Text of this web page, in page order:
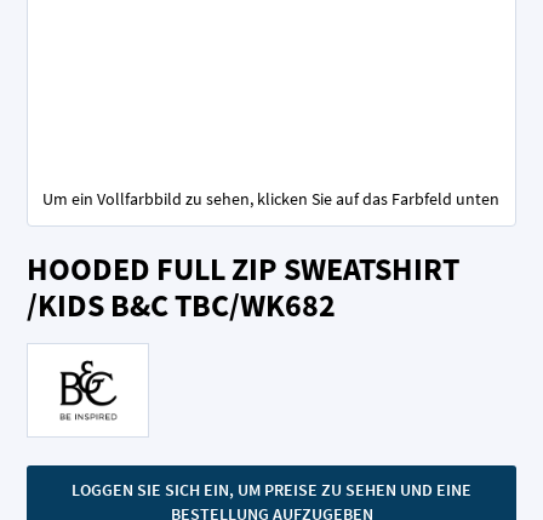
HOODED FULL ZIP SWEATSHIRT
/KIDS B&C TBC/WK682
LOGGEN SIE SICH EIN, UM PREISE ZU SEHEN UND EINE
BESTELLUNG AUFZUGEBEN
Um ein Vollfarbbild zu sehen, klicken Sie auf das Farbfeld unten
Anfang
der
Bildgalerie